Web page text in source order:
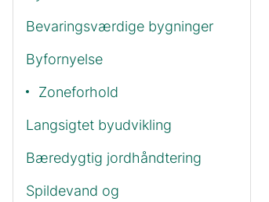
Bevaringsværdige bygninger
Byfornyelse
Zoneforhold
Langsigtet byudvikling
Bæredygtig jordhåndtering
Spildevand og